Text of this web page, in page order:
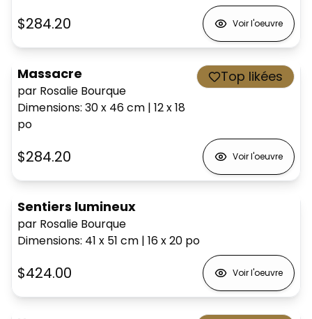
$284.20 Voir l'oeuvre
Massacre
par Rosalie Bourque
Dimensions: 30 x 46cm | 12 x 18
po
Top likées
$284.20 Voir l'oeuvre
Sentiers lumineux
par Rosalie Bourque
Dimensions: 41 x 51 cm | 16 x 20 po
$424.00 Voir l'oeuvre